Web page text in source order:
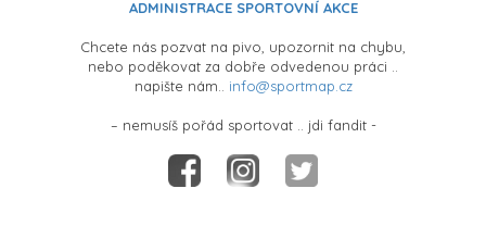
ADMINISTRACE SPORTOVNÍ AKCE
Chcete nás pozvat na pivo, upozornit na chybu,
nebo poděkovat za dobře odvedenou práci ..
napište nám.. info@sportmap.cz
– nemusíš pořád sportovat .. jdi fandit -